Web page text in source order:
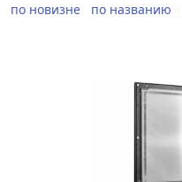
по новизне
по названию